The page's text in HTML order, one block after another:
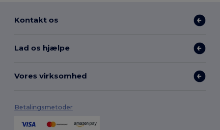
Kontakt os
Lad os hjælpe
Vores virksomhed
Betalingsmetoder